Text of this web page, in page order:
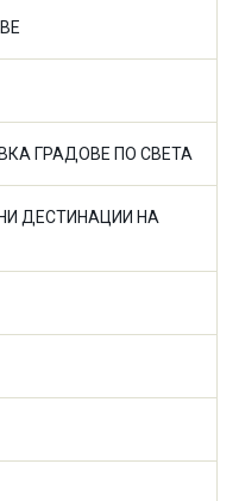
ГРАДОВЕ ПО СВЕТА
ДЕСТИНАЦИИ НА